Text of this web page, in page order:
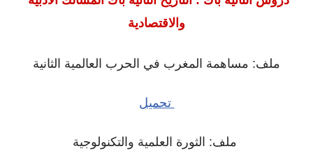
والاقتصادية
ملف: مساهمة المغرب في الحرب العالمية الثانية
تحميل
ملف: الثورة العلمية والتكنولوجية